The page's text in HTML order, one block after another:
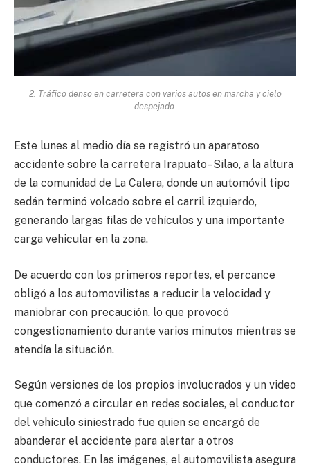
2. Tráfico denso en carretera con varios autos en marcha y cielo
despejado.
Este lunes al medio día se registró un aparatoso
accidente sobre la carretera Irapuato–Silao, a la altura
de la comunidad de La Calera, donde un automóvil tipo
sedán terminó volcado sobre el carril izquierdo,
generando largas filas de vehículos y una importante
carga vehicular en la zona.
De acuerdo con los primeros reportes, el percance
obligó a los automovilistas a reducir la velocidad y
maniobrar con precaución, lo que provocó
congestionamiento durante varios minutos mientras se
atendía la situación.
Según versiones de los propios involucrados y un video
que comenzó a circular en redes sociales, el conductor
del vehículo siniestrado fue quien se encargó de
abanderar el accidente para alertar a otros
conductores. En las imágenes, el automovilista asegura